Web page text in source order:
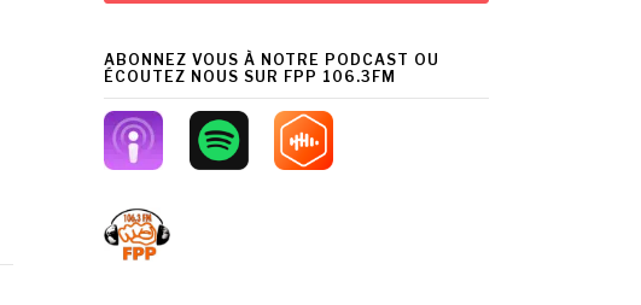
ABONNEZ VOUS À NOTRE PODCAST OU
ÉCOUTEZ NOUS SUR FPP 106.3FM